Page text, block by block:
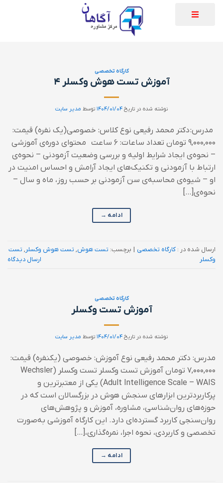
کارگاه تخصصی
آموزش تست هوش وکسلر ۴
نوشته شده در تاریخ ۱۴۰۴/۰۱/۰۴ توسط مدیر سایت
مدرس: دکتر محمد رفیعی نوع کلاس: خصوصی(یک نفره) قیمت:
۹,۰۰۰,۰۰۰ تومان تعداد ساعات: ۶ ساعت محتوای دوره‌ی آموزشی
– نحوه‌ی ایجاد شرایط اولیه و بررسی وضعیت آزمودنی – نحوه‌ی
ارتباط با آزمودنی و تکنیک‌های ایجاد آرامش و احساس امنیت در
او – شیوه‌ی محاسبه‌ی سن آزمودنی بر حسب روز، ماه و سال –
نحوه‌ی[…]
ادامه →
ارسال شده در : کارگاه تخصصی | برچسب: تست هوش, تست هوش وکسلر, تست
وکسلر
ارسال دیدگاه
کارگاه تخصصی
آموزش تست وکسلر
نوشته شده در تاریخ ۱۴۰۴/۰۱/۰۴ توسط مدیر سایت
مدرس: دکتر محمد رفیعی نوع آموزش: خصوصی (یکنفره) قیمت:
۷,۰۰۰,۰۰۰ تومان آموزش تست وکسلر تست وکسلر (Wechsler
Adult Intelligence Scale – WAIS) یکی از معتبرترین و
پرکاربردترین ابزارهای سنجش هوش در بزرگسالان است که در
حوزه‌های روان‌شناسی، مشاوره، آموزش و پژوهش‌های
روان‌سنجی کاربرد گسترده‌ای دارد. این کارگاه آموزشی به‌صورت
تخصصی و کاربردی، نحوه اجرا، نمره‌گذاری،[…]
ادامه →